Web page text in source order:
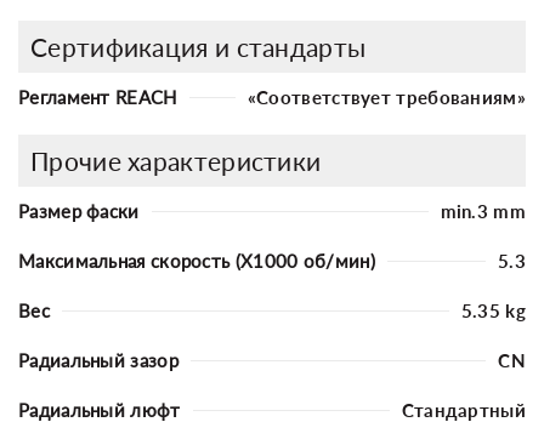
Сертификация и стандарты
Регламент REACH «Соответствует требованиям»
Прочие характеристики
Размер фаски min.3 mm
Максимальная скорость (X1000 об/мин) 5.3
Вес 5.35 kg
Радиальный зазор CN
Радиальный люфт Стандартный